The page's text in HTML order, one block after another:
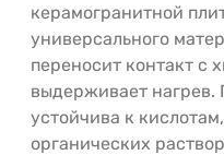
керамогранитной
универсального
переносит контакт с
выдерживает нагрев.
устойчива к
органических